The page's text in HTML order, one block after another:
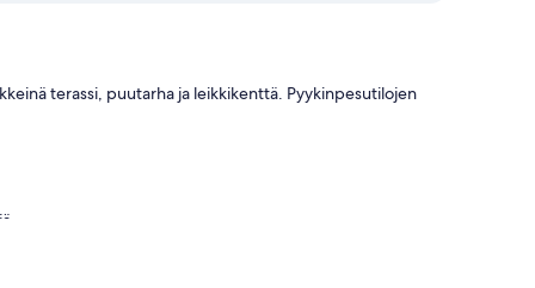
terassi, puutarha ja leikkikenttä. Pyykinpesutilojen